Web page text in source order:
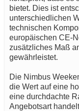
bietet. Dies ist
unterschiedlichen
technischen
europäischen CE-
zusätzliches Maß
gewährleistet.
Die Nimbus
die Wert auf eine
eine durchdachte
Angebotsart